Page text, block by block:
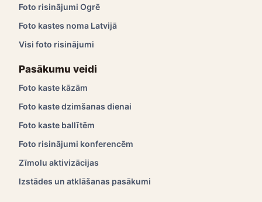
Foto risinājumi Ogrē
Foto kastes noma Latvijā
Visi foto risinājumi
Pasākumu veidi
Foto kaste kāzām
Foto kaste dzimšanas dienai
Foto kaste ballītēm
Foto risinājumi konferencēm
Zīmolu aktivizācijas
Izstādes un atklāšanas pasākumi